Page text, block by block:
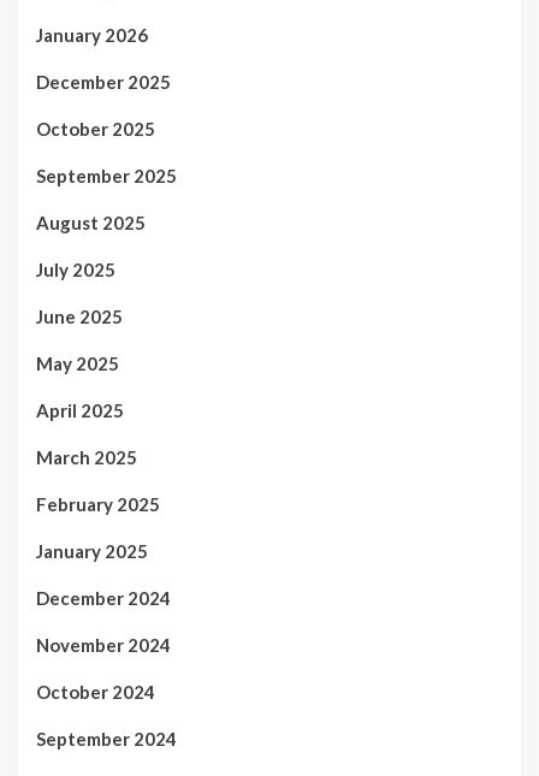
January 2026
December 2025
October 2025
September 2025
August 2025
July 2025
June 2025
May 2025
April 2025
March 2025
February 2025
January 2025
December 2024
November 2024
October 2024
September 2024